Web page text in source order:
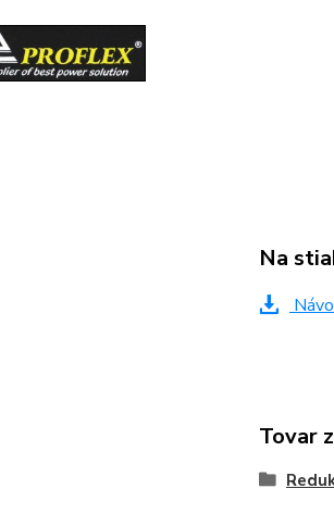
Na
Tovar